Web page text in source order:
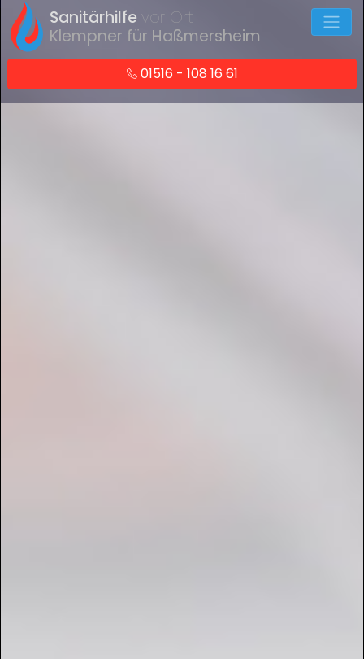
Sanitärhilfe vor Ort
Klempner für Haßmersheim
01516 - 108 16 61